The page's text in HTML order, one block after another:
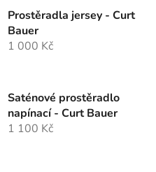
Prostěradla jersey - Curt
Bauer
1 000 Kč
Saténové prostěradlo
napínací - Curt Bauer
1 100 Kč